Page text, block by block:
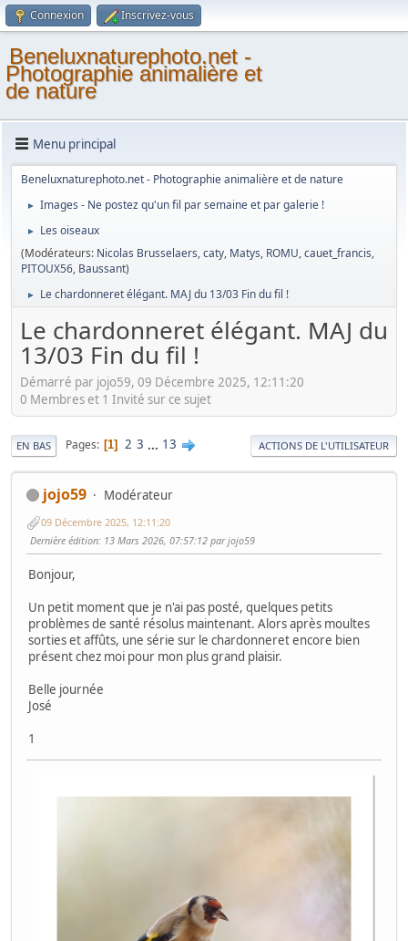
Connexion Inscrivez-vous
Beneluxnaturephoto.net -
Photographie animalière et
de nature
Menu principal
Beneluxnaturephoto.net - Photographie animalière et de nature
► Images - Ne postez qu'un fil par semaine et par galerie !
►
Les oiseaux
(Modérateurs: Nicolas Brusselaers,caty, Matys, ROMU,cauet_francis,
PITOUX56, Baussant)
► Le chardonneret élégant. MAJ du 13/03 Fin du fil !
Le chardonneret élégant. MAJ du
13/03 Fin du fil !
Démarré par jojo59, 09 Décembre 2025, 12:11:20
0 Membres et 1 Invité sur ce sujet
EN BAS Pages 1 2 3 ... 13 ACTIONS DE L'UTILISATEUR
jojo59 Modérateur
09 Décembre 2025, 12:11:20
Dernière édition: 13 Mars 2026, 07:57:12 par jojo59
Bonjour,
Un petit moment que je n'ai pas posté, quelques petits
problèmes de santé résolus maintenant. Alors après moultes
sorties et affûts, une série sur le chardonneret encore bien
présent chez moi pour mon plus grand plaisir.
Belle journée
José
1